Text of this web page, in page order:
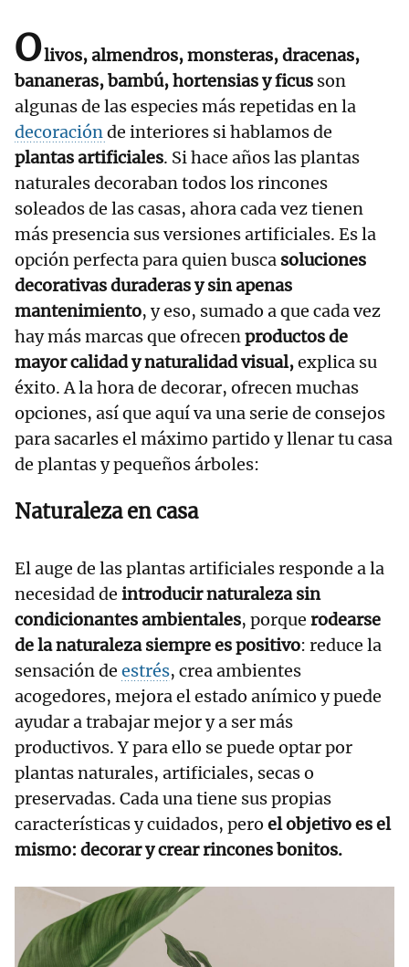
Olivos, almendros, monsteras, dracenas,
bananeras, bambú, hortensias y ficus son
algunas de las especies más repetidas en la
decoraciónde interiores si hablamos de
plantas artificiales. Si hace años las plantas
naturales decoraban todos los rincones
soleados de las casas, ahora cada vez tienen
más presencia sus versiones artificiales. Es la
opción perfecta para quien busca soluciones
decorativas duraderas y sin apenas
mantenimiento, y eso, sumado a que cada vez
hay más marcas que ofrecenproductos de
mayor calidad y naturalidad visual,explica su
éxito. A la hora de decorar, ofrecen muchas
opciones, así que aquí va una serie de consejos
para sacarles el máximo partido y llenar tu casa
de plantas y pequeños árboles:
Naturaleza en casa
El auge de las plantas artificiales responde a la
necesidad de introducir naturaleza sin
condicionantes ambientales, porque rodearse
de la naturaleza siempre es positivo: reduce la
sensación de estrés, crea ambientes
acogedores, mejora el estado anímico y puede
ayudar a trabajar mejor y a ser más
productivos. Y para ello se puede optar por
plantas naturales, artificiales, secas o
preservadas. Cada una tiene sus propias
características y cuidados, pero el objetivo es el
mismo: decorar y crear rincones bonitos.